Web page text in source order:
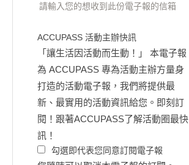
請輸入您的想收到此份電子報的信箱
ACCUPASS 活動主辦快訊
「讓生活因活動而生動！」 本電子報
為 ACCUPASS 專為活動主辦方量身
打造的活動電子報，我們將提供最
新、最實用的活動資訊給您。即刻訂
閱！跟著ACCUPASS了解活動圈最快
訊！
勾選即代表您同意訂閱電子報